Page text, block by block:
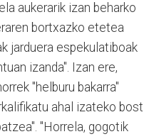
aukerarik izan beharko
bortxazko etetea
jarduera espekulatiboak
izanda". Izan ere,
"helburu bakarra"
ahal izateko bost
"Horrela, gogotik